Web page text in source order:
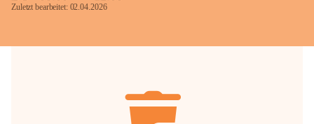
Zuletzt bearbeitet: 02.04.2026